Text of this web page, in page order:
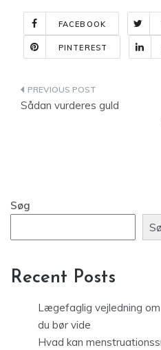
FACEBOOK
PINTEREST
Sådan vurderes guld
Søg
Recent Posts
Lægefaglig vejledning
du bør vide
Hvad kan